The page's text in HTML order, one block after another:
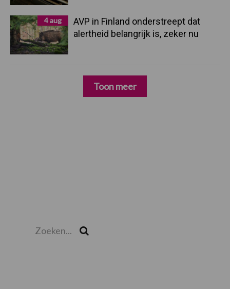
4 aug
AVP in Finland onderstreept dat
alertheid belangrijk is, zeker nu
Toon meer